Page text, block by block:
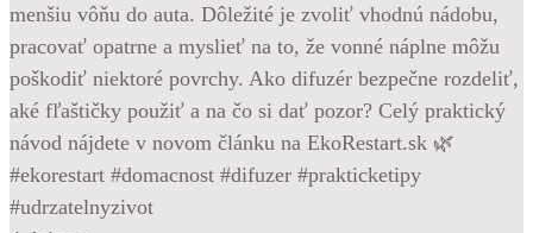
menšiu vôňu do auta. Dôležité je zvoliť vhodnú nádobu,
pracovať opatrne a myslieť na to, že vonné náplne môžu
poškodiť niektoré povrchy. Ako difuzér bezpečne rozdeliť,
aké fľaštičky použiť a na čo si dať pozor? Celý praktický
návod nájdete v novom článku na EkoRestart.sk 🌿
#ekorestart #domacnost #difuzer #prakticketipy
#udrzatelnyzivot